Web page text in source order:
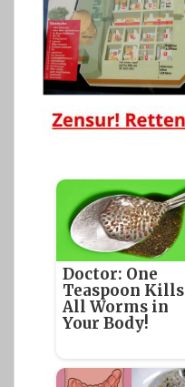
Doctor: One
Teaspoon Kills
All Worms in
Your Body!